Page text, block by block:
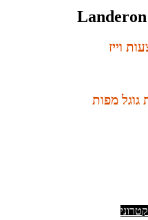
וייז
גוגל מפות